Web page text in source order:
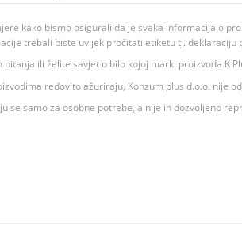
kako bismo osigurali da je svaka informacija o
trebali biste uvijek pročitati etiketu tj.
pitanja ili želite savjet o bilo kojoj marki proizvoda K
redovito ažuriraju, Konzum plus d.o.o. nije
se samo za osobne potrebe, a nije ih dozvoljeno